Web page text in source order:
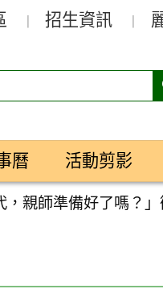
招生資訊
曆 活動剪影
親師準備好了嗎？